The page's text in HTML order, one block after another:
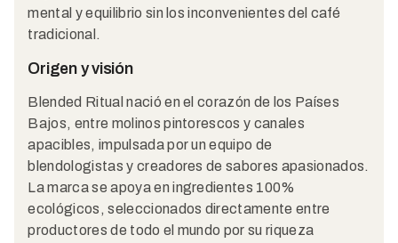
mental y equilibrio sin los inconvenientes del café
tradicional.
Origen y visión
Blended Ritual nació en el corazón de los Países
Bajos, entre molinos pintorescos y canales
apacibles, impulsada por un equipo de
blendologistas y creadores de sabores apasionados.
La marca se apoya en ingredientes 100%
ecológicos, seleccionados directamente entre
productores de todo el mundo por su riqueza